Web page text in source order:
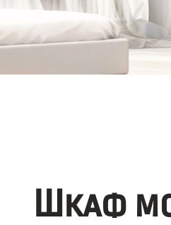
Шкаф